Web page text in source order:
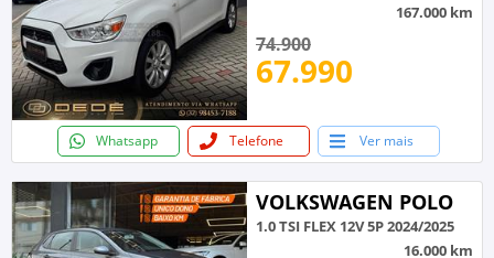
167.000 km
74.900
67.990
Whatsapp Telefone Ver mais
VOLKSWAGEN POLO
1.0 TSI FLEX 12V 5P 2024/2025
16.000 km